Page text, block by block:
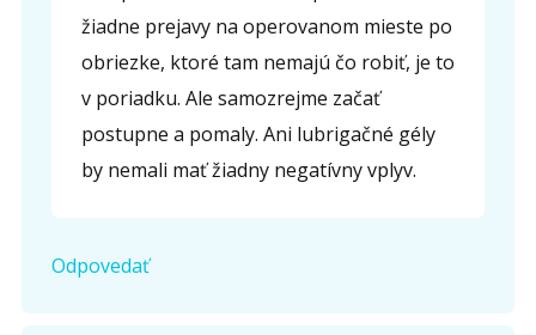
žiadne prejavy na operovanom mieste po
obriezke, ktoré tam nemajú čo robiť, je to
v poriadku. Ale samozrejme začať
postupne a pomaly. Ani lubrigačné gély
by nemali mať žiadny negatívny vplyv.
Odpovedať